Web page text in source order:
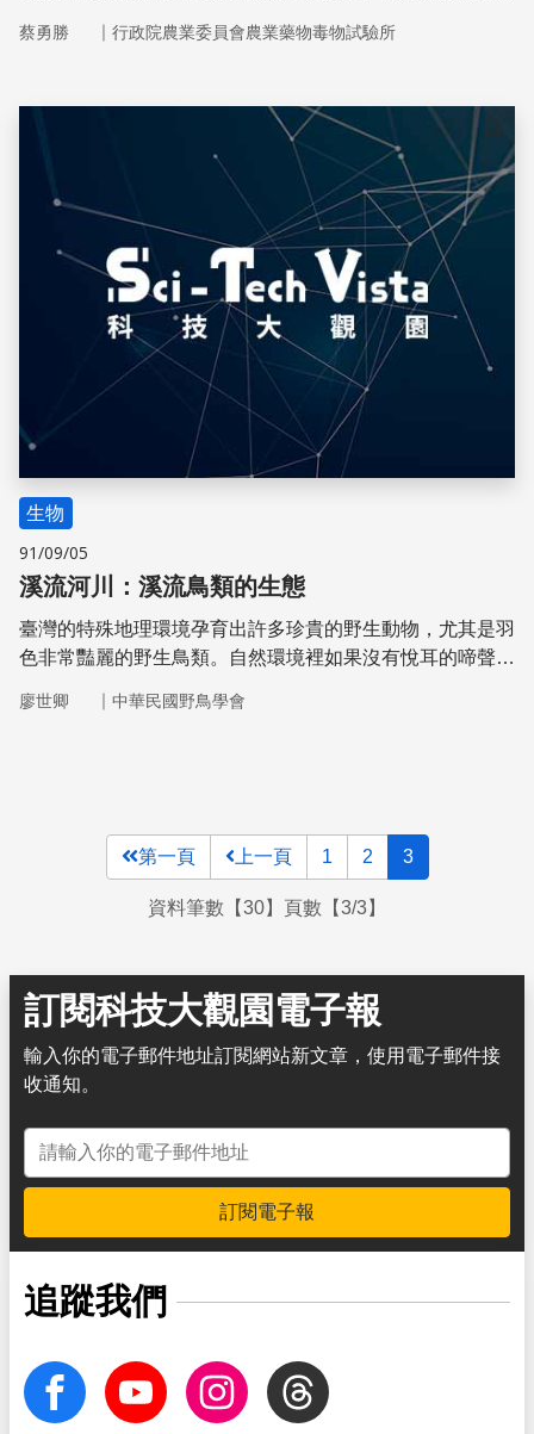
要方向。
蔡勇勝 ｜ 行政院農業委員會農業藥物毒物試驗所
儲存
生物
91/09/05
溪流河川：溪流鳥類的生態
臺灣的特殊地理環境孕育出許多珍貴的野生動物，尤其是羽
色非常豔麗的野生鳥類。自然環境裡如果沒有悅耳的啼聲律
廖世卿 ｜ 中華民國野鳥學會
第一頁 上一頁 1 2 3
資料筆數【30】頁數【3/3】
訂閱科技大觀園電子報
輸入你的電子郵件地址訂閱網站新文章，使用電子郵件接
收通知。
電子郵件地址
訂閱電子報
追蹤我們
facebook Youtube InstagramThreads